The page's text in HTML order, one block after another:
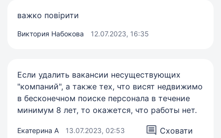
важко повірити
Виктория Набокова 12.07.2023, 16:35
Если удалить вакансии несуществующих
"компаний", а также тех, что висят недвижимо
в бесконечном поиске персонала в течение
минимум 8 лет, то окажется, что работы нет.
Екатерина А 13.07.2023, 02:53 Сховати